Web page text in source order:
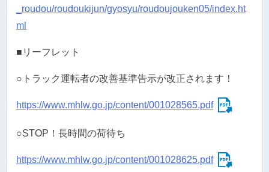
_roudou/roudoukijun/gyosyu/roudoujouken05/index.ht
ml
■リーフレット
○トラック運転者の改善基準告示が改正されます！
https://www.mhlw.go.jp/content/001028565.pdf
○STOP！長時間の荷待ち
https://www.mhlw.go.jp/content/001028625.pdf